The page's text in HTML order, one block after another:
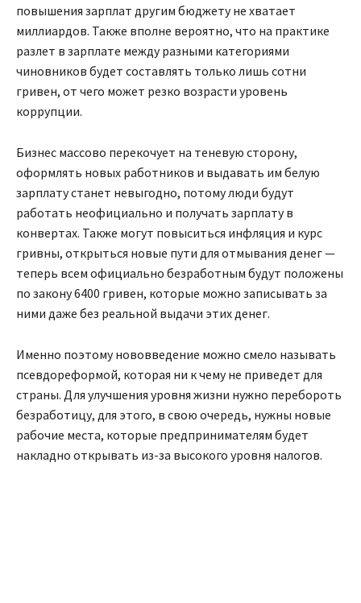
повышения зарплат другим бюджету не хватает
миллиардов. Также вполне вероятно, что на практике
разлет в зарплате между разными категориями
чиновников будет составлять только лишь сотни
гривен, от чего может резко возрасти уровень
коррупции.
Бизнес массово перекочует на теневую сторону,
оформлять новых работников и выдавать им белую
зарплату станет невыгодно, потому люди будут
работать неофициально и получать зарплату в
конвертах. Также могут повыситься инфляция и курс
гривны, открыться новые пути для отмывания денег —
теперь всем официально безработным будут положены
по закону 6400 гривен, которые можно записывать за
ними даже без реальной выдачи этих денег.
Именно поэтому нововведение можно смело называть
псевдореформой, которая ни к чему не приведет для
страны. Для улучшения уровня жизни нужно перебороть
безработицу, для этого, в свою очередь, нужны новые
рабочие места, которые предпринимателям будет
накладно открывать из-за высокого уровня налогов.